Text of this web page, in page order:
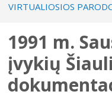
Chaimo
Šiaulių
Dviračių
Šiaulių
Šiuo
VIRTUALIOSIOS
Šiuo metu
Kilnojamos parodos
Virtualiosios parodos
1991 m.
įvykių